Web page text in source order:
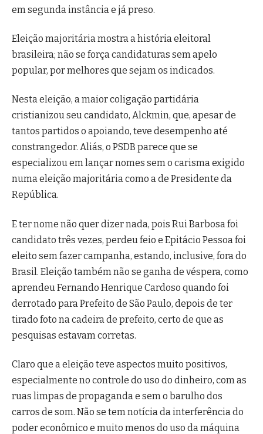
em segunda instância e já preso.
Eleição majoritária mostra a história eleitoral
brasileira; não se força candidaturas sem apelo
popular, por melhores que sejam os indicados.
Nesta eleição, a maior coligação partidária
cristianizou seu candidato, Alckmin, que, apesar de
tantos partidos o apoiando, teve desempenho até
constrangedor. Aliás, o PSDB parece que se
especializou em lançar nomes sem o carisma exigido
numa eleição majoritária como a de Presidente da
República.
E ter nome não quer dizer nada, pois Rui Barbosa foi
candidato três vezes, perdeu feio e Epitácio Pessoa foi
eleito sem fazer campanha, estando, inclusive, fora do
Brasil. Eleição também não se ganha de véspera, como
aprendeu Fernando Henrique Cardoso quando foi
derrotado para Prefeito de São Paulo, depois de ter
tirado foto na cadeira de prefeito, certo de que as
pesquisas estavam corretas.
Claro que a eleição teve aspectos muito positivos,
especialmente no controle do uso do dinheiro, com as
ruas limpas de propaganda e sem o barulho dos
carros de som. Não se tem notícia da interferência do
poder econômico e muito menos do uso da máquina